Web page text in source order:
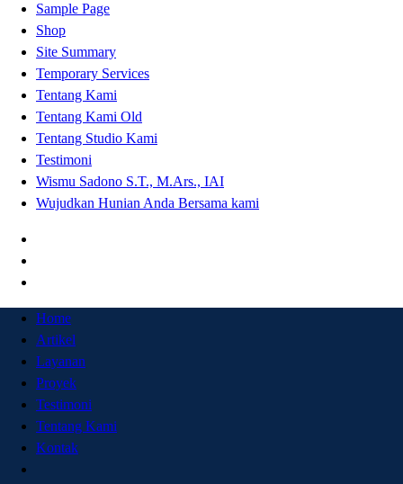
Sample Page
Shop
Site Summary
Temporary Services
Tentang Kami
Tentang Kami Old
Tentang Studio Kami
Testimoni
Wismu Sadono S.T., M.Ars., IAI
Wujudkan Hunian Anda Bersama kami
Home
Artikel
Layanan
Proyek
Testimoni
Tentang Kami
Kontak